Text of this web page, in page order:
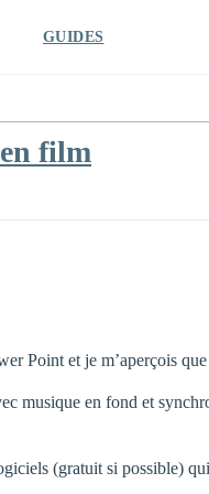
GUIDES
film
Point et je m’aperçois
musique en fond et
(gratuit si possible)